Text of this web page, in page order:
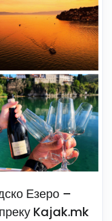
Езеро –
Kajak.mk